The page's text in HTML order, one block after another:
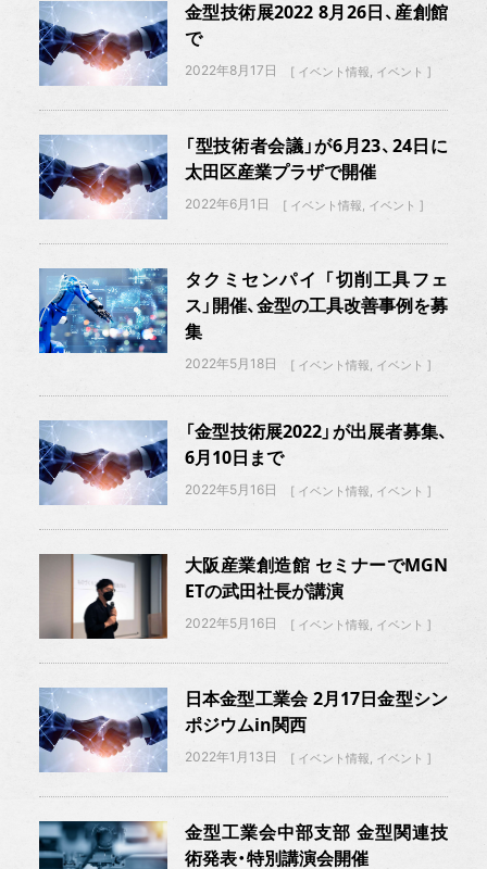
金型技術展2022 8月26日、産創館
で
2022年8月17日 イベント情報 イベント
「型技術者会議」が6月23、24日に
太田区産業プラザで開催
2022年6月1日 イベント情報 イベント
タクミセンパイ 「切削工具フェ
ス」開催、金型の工具改善事例を募
集
2022年5月18日 イベント情報 イベント
「金型技術展2022」が出展者募集、
6月10日まで
2022年5月16日 イベント情報 イベント
大阪産業創造館 セミナーでMGN
ETの武田社長が講演
2022年5月16日 イベント情報 イベント
日本金型工業会 2月17日金型シン
ポジウムin関西
2022年1月13日 イベント情報 イベント
金型工業会中部支部 金型関連技
術発表・特別講演会開催